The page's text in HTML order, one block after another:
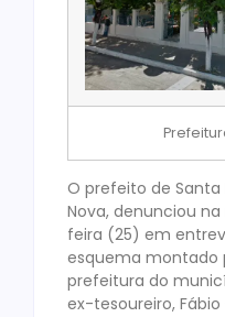
O prefeito de Santa
Nova, denunciou
feira (25) em
esquema montado
prefeitura do
ex-tesoureiro,